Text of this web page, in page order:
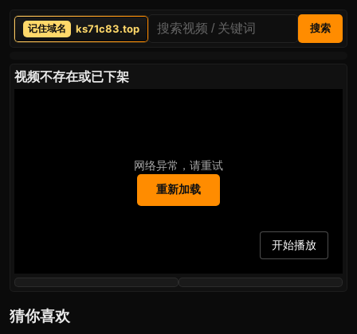
ks71c83.top 搜索
视频不存在或已下架
网络异常，请重试
重新加载
开始播放
猜你喜欢